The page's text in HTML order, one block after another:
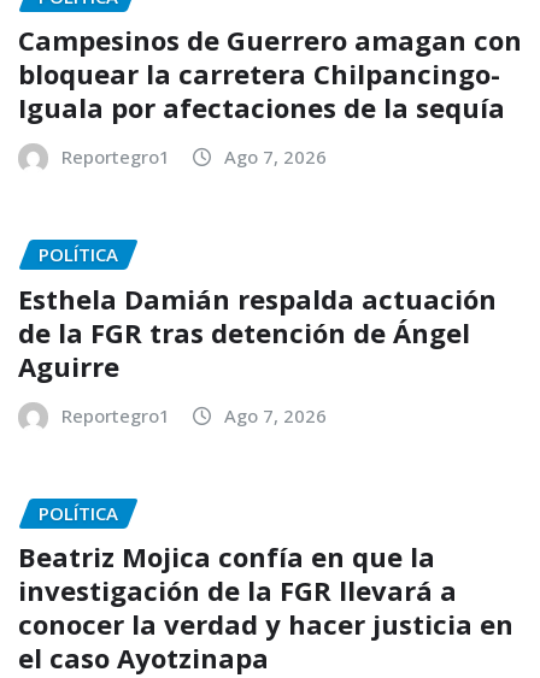
Campesinos de Guerrero amagan con
bloquear la carretera Chilpancingo-
Iguala por afectaciones de la sequía
Reportegro1 Ago 7, 2026
POLÍTICA
Esthela Damián respalda actuación
de la FGR tras detención de Ángel
Aguirre
Reportegro1 Ago 7, 2026
POLÍTICA
Beatriz Mojica confía en que la
investigación de la FGR llevará a
conocer la verdad y hacer justicia en
el caso Ayotzinapa